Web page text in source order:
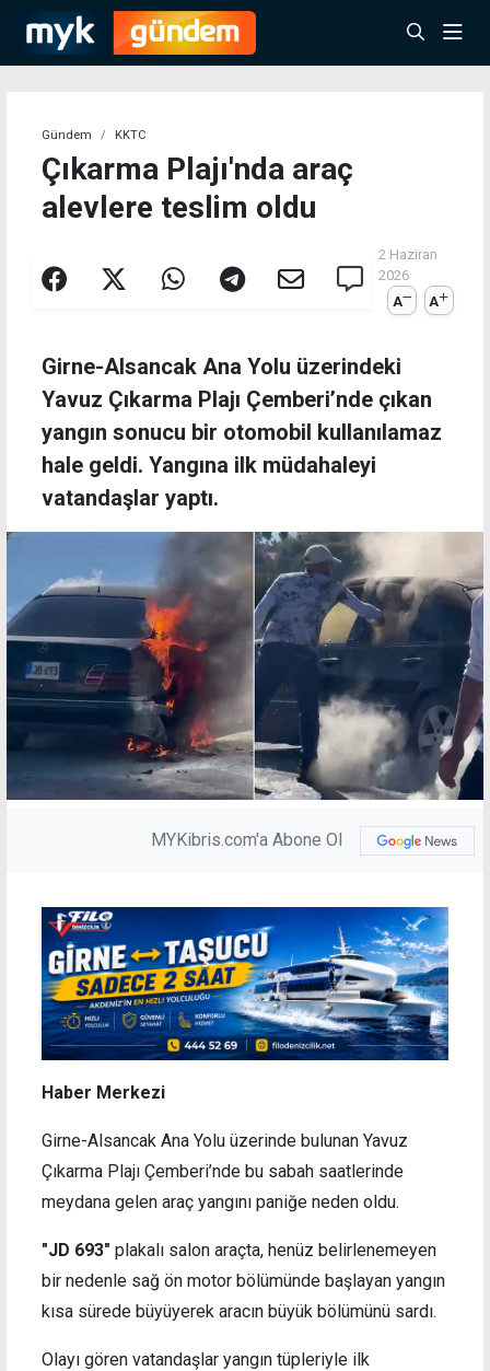
Gündem KKTC
Çıkarma Plajı'nda araç
alevlere teslim oldu
2 Haziran
2026
A
A
Girne-Alsancak Ana Yolu üzerindeki
Yavuz Çıkarma Plajı Çemberi’nde çıkan
yangın sonucu bir otomobil kullanılamaz
hale geldi. Yangına ilk müdahaleyi
vatandaşlar yaptı.
MYKibris.com'a Abone Ol
Haber Merkezi
Girne-Alsancak Ana Yolu üzerinde bulunan Yavuz
Çıkarma Plajı Çemberi’nde bu sabah saatlerinde
meydana gelen araç yangını paniğe neden oldu.
"JD 693" plakalı salon araçta, henüz belirlenemeyen
bir nedenle sağ ön motor bölümünde başlayan yangın
kısa sürede büyüyerek aracın büyük bölümünü sardı.
Olayı gören vatandaşlar yangın tüpleriyle ilk